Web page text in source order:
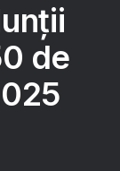
de